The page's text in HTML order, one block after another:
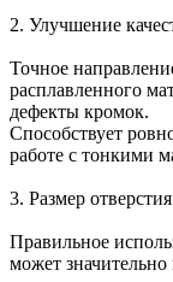
2. Улучшение
Точное
расплавленного
дефекты кромок.
Способствует
работе с тонкими
3. Размер
Правильное
может значительно